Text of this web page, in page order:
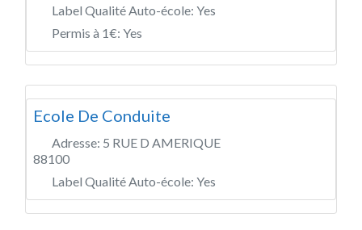
Label Qualité Auto-école: Yes
Permis à 1€: Yes
Ecole De Conduite
Adresse: 5 RUE D AMERIQUE
88100
Label Qualité Auto-école: Yes